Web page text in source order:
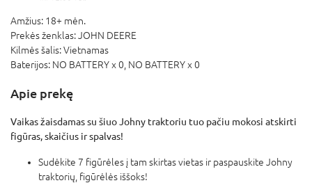
Amžius: 18+ mėn.
Prekės ženklas:JOHN DEERE
Kilmės šalis:Vietnamas
Baterijos: NO BATTERY x 0, NO BATTERY x 0
Apie prekę
Vaikas žaisdamas su šiuo Johny traktoriu tuo pačiu mokosi atskirti
figūras, skaičius ir spalvas!
Sudėkite 7 figūrėles į tam skirtas vietas ir paspauskite Johny
traktorių, figūrėlės iššoks!